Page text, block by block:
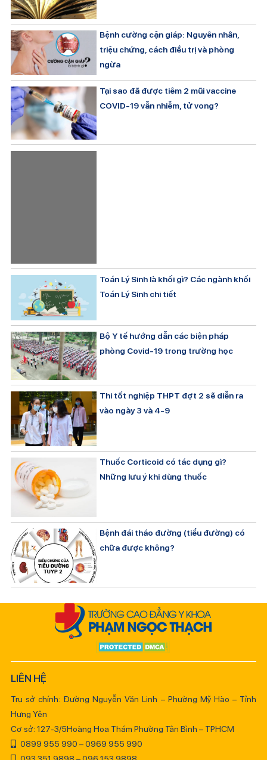
Bệnh cường cận giáp: Nguyên nhân,
triệu chứng, cách điều trị và phòng
ngừa
Tại sao đã được tiêm 2 mũi vaccine
COVID-19 vẫn nhiễm, tử vong?
Toán Lý Sinh là khối gì? Các ngành khối
Toán Lý Sinh chi tiết
Bộ Y tế hướng dẫn các biện pháp
phòng Covid-19 trong trường học
Thi tốt nghiệp THPT đợt 2 sẽ diễn ra
vào ngày 3 và 4-9
Thuốc Corticoid có tác dụng gì?
Những lưu ý khi dùng thuốc
Bệnh đái tháo đường (tiểu đường) có
chữa được không?
LIÊN HỆ
Trụ sở chính: Đường Nguyễn Văn Linh – Phường Mỹ Hào – Tỉnh
Hưng Yên
Cơ sở: 127-3/5Hoàng Hoa Thám Phường Tân Bình – TPHCM
0899 955 990 – 0969 955 990